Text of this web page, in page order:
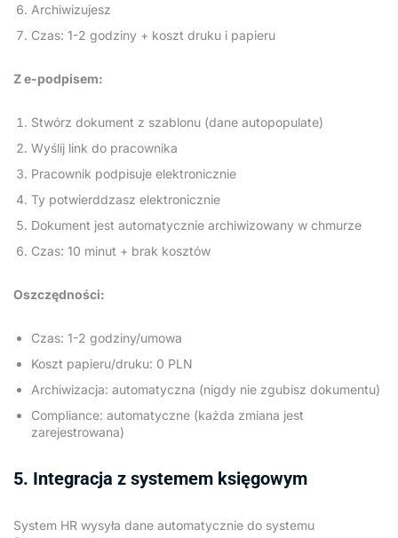
Archiwizujesz
Czas: 1-2 godziny + koszt druku i papieru
Z e-podpisem:
Stwórz dokument z szablonu (dane autopopulate)
Wyślij link do pracownika
Pracownik podpisuje elektronicznie
Ty potwierddzasz elektronicznie
Dokument jest automatycznie archiwizowany w chmurze
Czas: 10 minut + brak kosztów
Oszczędności:
Czas: 1-2 godziny/umowa
Koszt papieru/druku: 0 PLN
Archiwizacja: automatyczna (nigdy nie zgubisz dokumentu)
Compliance: automatyczne (każda zmiana jest
zarejestrowana)
5. Integracja z systemem księgowym
System HR wysyła dane automatycznie do systemu